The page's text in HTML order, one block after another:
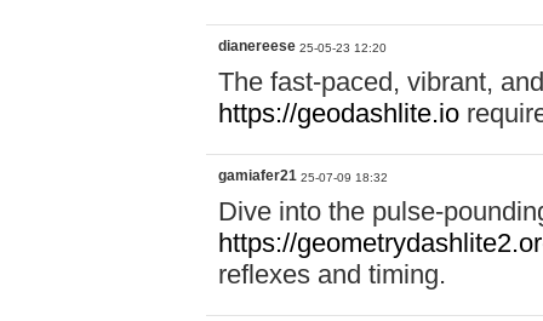
dianereese 25-05-23 12:20
The fast-paced, vibrant,
https://geodashlite.io
gamiafer21 25-07-09 18:32
Dive into the pulse-
https://
reflexes and timing.